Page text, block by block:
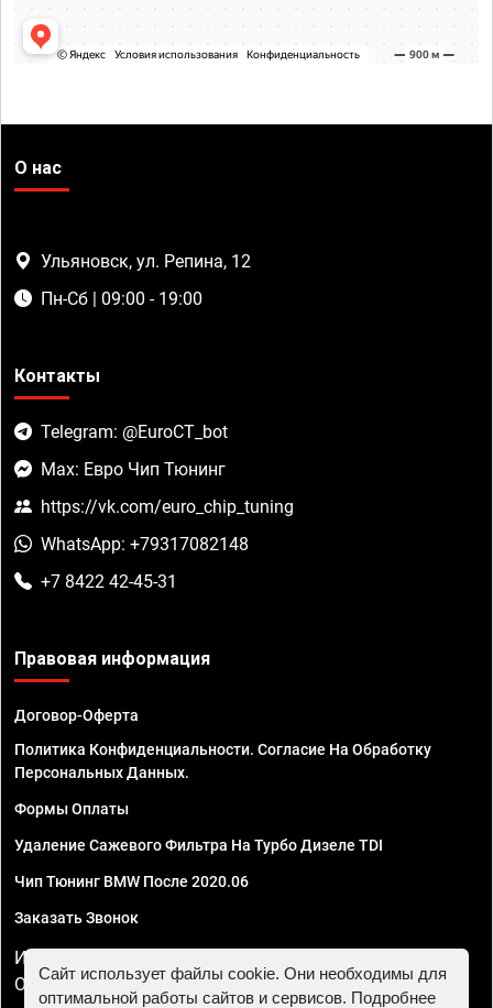
О нас
Ульяновск, ул. Репина, 12
Пн-Сб | 09:00 - 19:00
Контакты
Telegram: @EuroCT_bot
Max: Евро Чип Тюнинг
https://vk.com/euro_chip_tuning
WhatsApp: +79317082148
+7 8422 42-45-31
Правовая информация
Договор-Оферта
Политика Конфиденциальности. Согласие На Обработку
Персональных Данных.
Формы Оплаты
Удаление Сажевого Фильтра На Турбо Дизеле TDI
Чип Тюнинг BMW После 2020.06
Заказать Звонок
ИП Смирнов Георгий Павлович. ИНН 781302555843,
ОГРНИП 324470400032610
Сайт использует файлы cookie. Они необходимы для
оптимальной работы сайтов и сервисов. Подробнее